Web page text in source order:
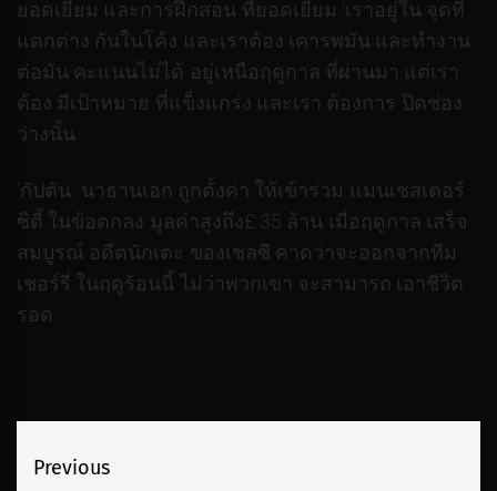
ยอดเยี่ยม และการฝึกสอน ที่ยอดเยี่ยม ‘เราอยู่ใน จุดที่
แตกต่าง กันในโค้ง และเราต้อง เคารพมัน และทำงาน
ต่อมัน คะแนนไม่ได้ อยู่เหนือฤดูกาล ที่ผ่านมา แต่เรา
ต้อง มีเป้าหมาย ที่แข็งแกร่ง และเรา ต้องการ ปิดช่อง
ว่างนั้น
‘กัปตัน นาธานเอก ถูกตั้งค่า ให้เข้าร่วม แมนเชสเตอร์
ซิตี้ ในข้อตกลง มูลค่าสูงถึง£ 35 ล้าน เมื่อฤดูกาล เสร็จ
สมบูรณ์ อดีตนักเตะ ของเชลซี คาดว่าจะออกจากทีม
เชอร์รี่ ในฤดูร้อนนี้ ไม่ว่าพวกเขา จะสามารถ เอาชีวิต
รอด
เมนู
Previous